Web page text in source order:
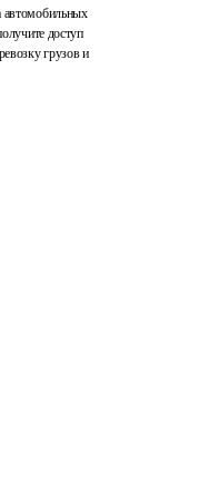
доступ
грузов и